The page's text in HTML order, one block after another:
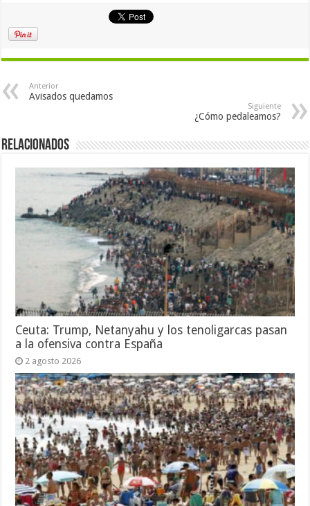
Anterior
Avisados quedamos
Siguiente
¿Cómo pedaleamos?
Relacionados
Ceuta: Trump, Netanyahu y los tenoligarcas pasan
a la ofensiva contra España
2 agosto 2026